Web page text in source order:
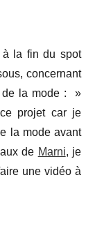
à la fin du spot
concernant
de la mode : »
projet car je
la mode avant
de Marni, je
une vidéo à